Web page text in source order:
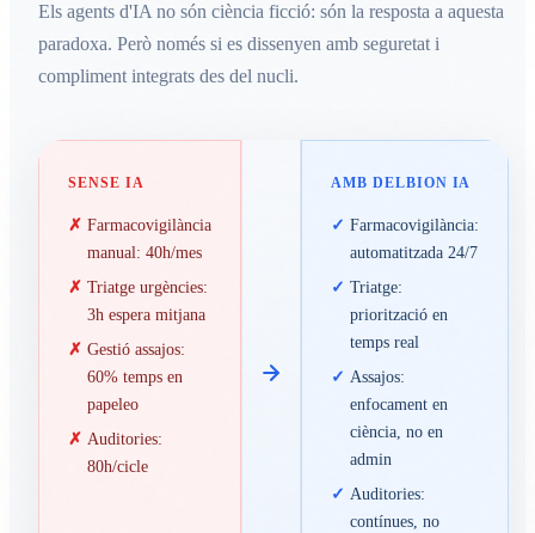
Els agents d'IA no són ciència ficció: són la resposta a aquesta
paradoxa. Però només si es dissenyen amb seguretat i
compliment integrats des del nucli.
SENSE IA
Farmacovigilància
manual: 40h/mes
Triatge urgències:
3h espera mitjana
Gestió assajos:
60% temps en
papeleo
Auditories:
80h/cicle
AMB DELBION IA
Farmacovigilància:
automatitzada 24/7
Triatge:
priorització en
temps real
Assajos:
enfocament en
ciència, no en
admin
Auditories:
contínues, no